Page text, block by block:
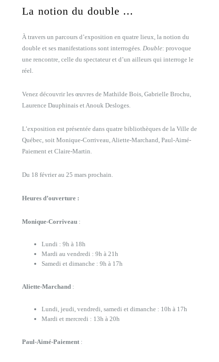
La notion du double ...
À travers un parcours d’exposition en quatre lieux, la notion du
double et ses manifestations sont interrogées. Double: provoque
une rencontre, celle du spectateur et d’un ailleurs qui interroge le
réel.
Venez découvrir les œuvres de Mathilde Bois, Gabrielle Brochu,
Laurence Dauphinais et Anouk Desloges.
L’exposition est présentée dans quatre bibliothèques de la Ville de
Québec, soit Monique-Corriveau, Aliette-Marchand, Paul-Aimé-
Paiement et Claire-Martin.
Du 18 février au 25 mars prochain.
Heures d’ouverture :
Monique-Corriveau :
Lundi : 9h à 18h
Mardi au vendredi : 9h à 21h
Samedi et dimanche : 9h à 17h
Aliette-Marchand :
Lundi, jeudi, vendredi, samedi et dimanche : 10h à 17h
Mardi et mercredi : 13h à 20h
Paul-Aimé-Paiement :